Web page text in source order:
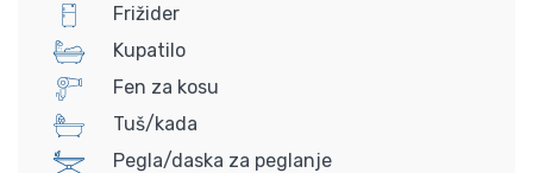
Frižider
Kupatilo
Fen za kosu
Tuš/kada
Pegla/daska za peglanje